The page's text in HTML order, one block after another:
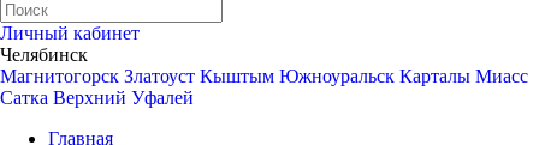
Личный кабинет
Челябинск
Магнитогорск Златоуст Кыштым Южноуральск Карталы Миасс
Сатка Верхний Уфалей
Главная